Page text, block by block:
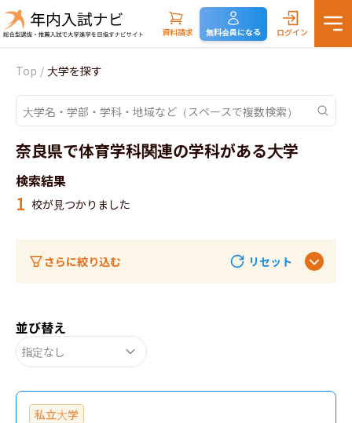
資料請求 無料会員になる ログイン
Top / 大学を探す
奈良県で体育学科関連の学科がある大学
検索結果
1 校が見つかりました
さらに絞り込む リセット
並び替え
指定なし
私立大学